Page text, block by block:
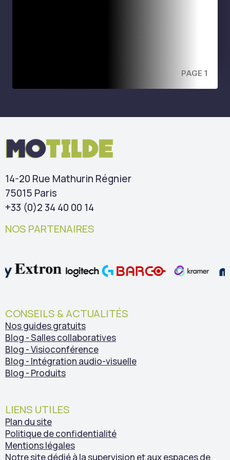
PAGE 1
14-20 Rue Mathurin Régnier
75015 Paris
+33 (0)2 34 40 00 14
NOS PARTENAIRES
CONSEILS & ACTUALITÉS
Nos guides gratuits
Blog - Salles collaboratives
Blog - Visioconférence
Blog - Intégration audio-visuelle
Blog - Produits
LIENS UTILES
Plan du site
Politique de confidentialité
Mentions légales
Notre site dédié à la supervision et aux espaces de